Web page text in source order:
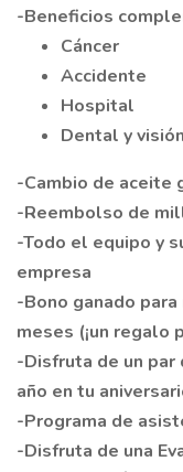
-Beneficios
Cáncer
Accidente
Hospital
Dental y visión
-Cambio de aceite
-Reembolso de
-Todo el equipo y
empresa
-Bono ganado
meses (¡un regalo
-Disfruta de un par
año en tu
-Programa de
-Disfruta de una